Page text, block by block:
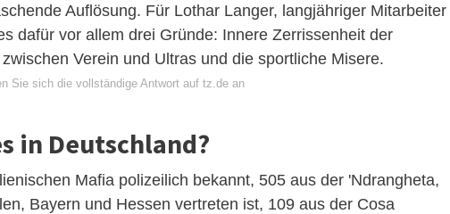
Auflösung. Für Lothar Langer, langjähriger Mitarbeiter
dafür vor allem drei Gründe: Innere Zerrissenheit der
Verein und Ultras und die sportliche Misere.
Sie sich die vollständige Antwort auf tz.de an
in Deutschland?
Mafia polizeilich bekannt, 505 aus der 'Ndrangheta,
Bayern und Hessen vertreten ist, 109 aus der Cosa